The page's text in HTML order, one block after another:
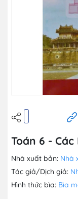
Toán 6 - Các
Nhà xuất bản: Nhà
Tác giả/Dịch giả:
Hình thức bìa: Bìa